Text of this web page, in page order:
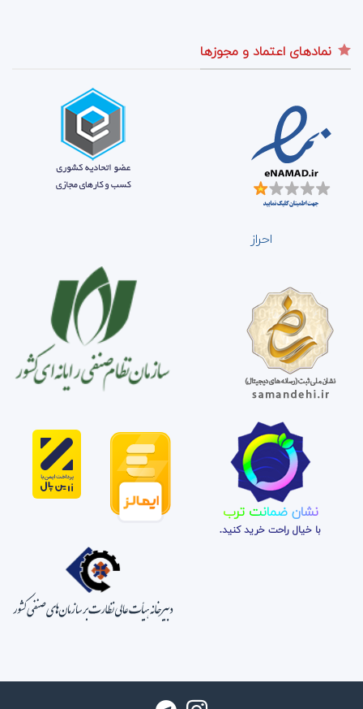
نمادهای اعتماد و مجوزها
احراز
نشان ضمانت ترب
با خیال راحت خرید کنید.